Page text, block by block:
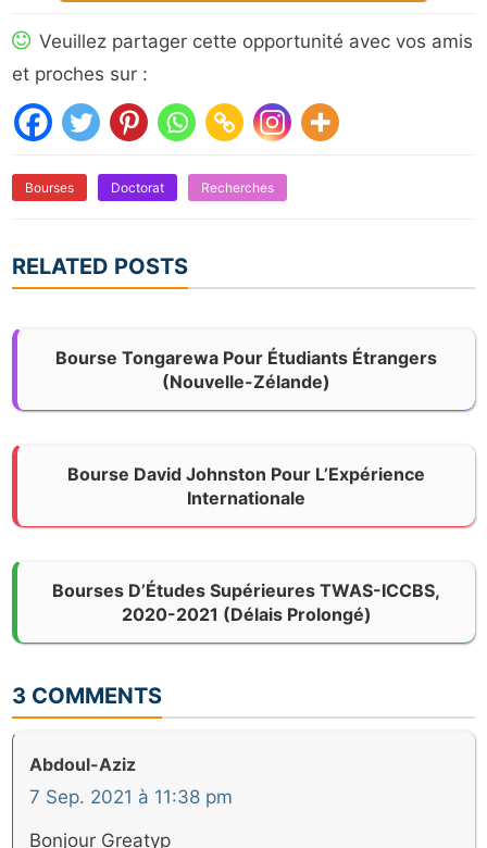
Veuillez partager cette opportunité avec vos amis
et proches sur :
Bourses Doctorat Recherches
RELATED POSTS
Bourse Tongarewa Pour Étudiants Étrangers
(Nouvelle-Zélande)
Bourse David Johnston Pour L’Expérience
Internationale
Bourses D’Études Supérieures TWAS-ICCBS,
2020-2021 (délais Prolongé)
3 COMMENTS
Abdoul-Aziz
7 Sep. 2021 à 11:38 pm
Bonjour Greatyp